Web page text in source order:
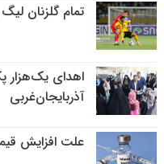
تمام گلزنان
اهدای یک‌هزار
آذربایجان‌غربی
علت افزایش